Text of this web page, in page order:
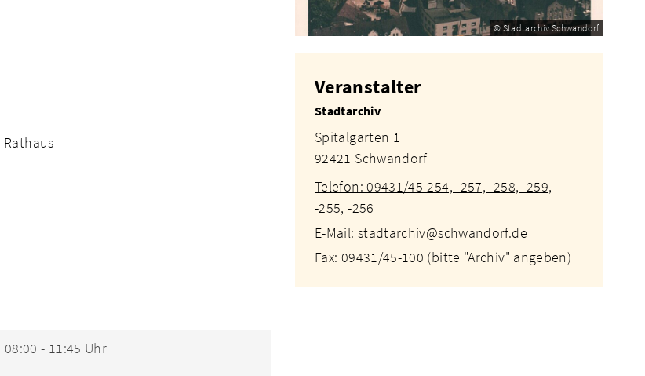
Rathaus
08:00 - 11:45 Uhr
© Stadtarchiv Schwandorf
Veranstalter
Stadtarchiv
Spitalgarten 1
92421 Schwandorf
Telefon: 09431/45-254, -257, -258, -259,
-255, -256
E-Mail: stadtarchiv@schwandorf.de
Fax: 09431/45-100 (bitte "Archiv" angeben)